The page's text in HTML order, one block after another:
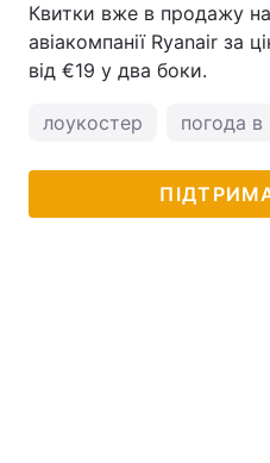
Квитки вже в продажу на
авіакомпанії Ryanair за
від €19 у два боки.
лоукостер погода в